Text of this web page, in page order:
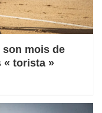
son mois de
« torista »